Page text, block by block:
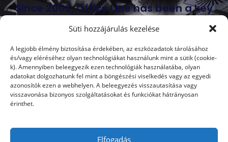
Süti hozzájárulás kezelése
A legjobb élmény biztosítása érdekében, az eszközadatok tárolásához
és/vagy eléréséhez olyan technológiákat használunk mint a sütik (cookie-
k). Amennyiben beleegyezik ezen technológiák használatába, olyan
adatokat dolgozhatunk fel mint a böngészési viselkedés vagy az egyedi
azonosítók ezen a webhelyen. A beleegyezés visszautasítása vagy
visszavonása bizonyos szolgáltatásokat és funkciókat hátrányosan
érinthet.
Elfogadás
Since 2002, Office Line has been a key
player in the domestic office furniture
market. Our 100% Hungarian-owned
company deals with the interior design
and furnishing of medium-sized and
large offices and office buildings.